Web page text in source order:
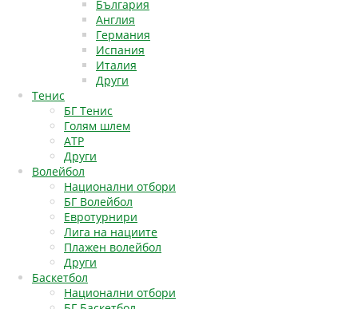
България
Англия
Германия
Испания
Италия
Други
Тенис
БГ Тенис
Голям шлем
АТР
Други
Волейбол
Национални отбори
БГ Волейбол
Евротурнири
Лига на нациите
Плажен волейбол
Други
Баскетбол
Национални отбори